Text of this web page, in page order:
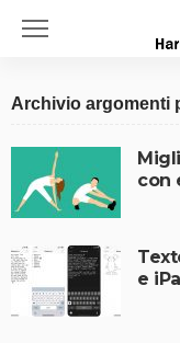
Archivio argomenti
con
e